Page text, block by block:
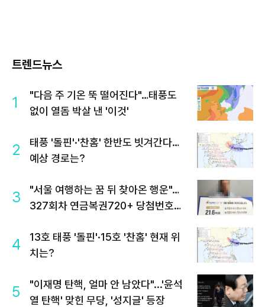
트렌드뉴스
1
"다음 주 기온 뚝 떨어진다"…태풍도
없이 열돔 박살 낸 '이것'
2
태풍 '돌핀'·'찬홈' 한반도 빗겨간다…
예상 경로는?
3
"서울 여행하는 꿈 뒤 찾아온 행운"…
327회차 연금복권720+ 당첨번호조
4
13호 태풍 '돌핀'·15호 '찬홈' 현재 위
치는?
5
"이재명 탄핵, 얼마 안 남았다"...'윤석
열 탄핵' 맞힌 무당, '성지글' 등장